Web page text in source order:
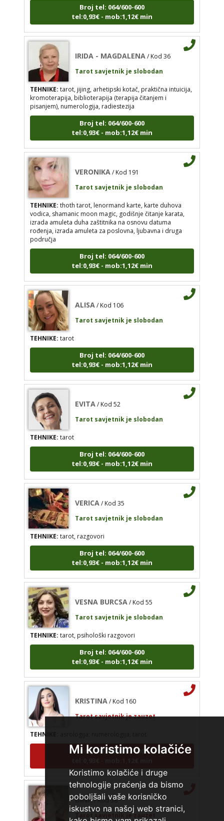
Mi koristimo kolačiće
Koristimo kolačiće i druge
tehnologije praćenja da bismo
poboljšali vaše korisničko
iskustvo na našoj web stranici,
IRIDA - MAGDALENA
Tarot savjetnik je slobodan
TEHNIKE:tarot, jijing, arhetipski kotač, praktična
intuicija, kromoterapija, biblioterapija (terapija
čitanjem i pisanjem), numerologija, radiestezija
Broj tel: 064/600-600
VERONIKA/ Kod 191
Tarot savjetnik je slobodan
TEHNIKE:
duhova vodica, shamanic moon magic, godišnje
čitanje karata, izrada amuleta duha zaštitnika na
osnovu datuma rođenja, izrada amuleta za
poslovna, ljubavna i druga područja
Broj tel: 064/600-600
tel:0,93€ - mob:1,12€ min
ALISA/ Kod 106
TEHNIKE:tarot
Broj tel: 064/600-600
EVITA/ Kod 52
TEHNIKE:
tel:0,93€ - mob:1,12€ min
VERICA
Tarot savjetnik je slobodan
TEHNIKE:tarot, razgovori
Broj tel: 064/600-600
tel:0,93€ - mob:1,12€ min
tel:0,93€ - mob:1,12€ min
Tarot savjetnik je slobodan
TEHNIKE:tarot, jijing, arhetipski kotač, praktična intuicija,
kromoterapija, biblioterapija (terapija čitanjem i
pisanjem), numerologija, radiestezija
Broj tel: 064/600-600
tel:0,93€ - mob:1,12€ min
Tarot savjetnik je slobodan
TEHNIKE:thoth tarot, lenormand karte, karte duhova
vodica, shamanic moon magic, godišnje čitanje karata,
izrada amuleta duha zaštitnika na osnovu datuma
rođenja, izrada amuleta za poslovna, ljubavna i druga
područja
tel:0,93€ - mob:1,12€ min
Tarot savjetnik je slobodan
TEHNIKE:tarot
tel:0,93€ - mob:1,12€ min
Tarot savjetnik je slobodan
TEHNIKE:tarot
tel:0,93€ - mob:1,12€ min
Tarot savjetnik je slobodan
TEHNIKE:tarot, razgovori
Broj tel: 064/600-600
tel:0,93€ - mob:1,12€ min
Tarot savjetnik je slobodan
TEHNIKE:tarot, psihološki razgovori
Broj tel: 064/600-600
tel:0,93€ - mob:1,12€ min
Tarot savjetnik je zauzet
TEHNIKE:
tel:0,93€ - mob:1,12€ min
DINA / Kod 38
Tarot savjetnik je zauzet